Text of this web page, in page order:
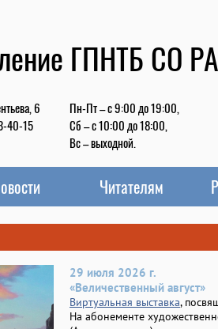
ГПНТБ СО
6
40-15
Пн-Пт – с 9:00 до 19:00,
Сб – с 10:00 до 18:00,
Вс – выходной.
Читателям
29 июля 2026 г.
«Величественный август»
Виртуальная выставка,
На абонементе